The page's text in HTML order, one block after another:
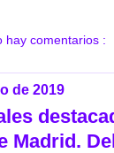
hay comentarios :
de 2019
Madrid.